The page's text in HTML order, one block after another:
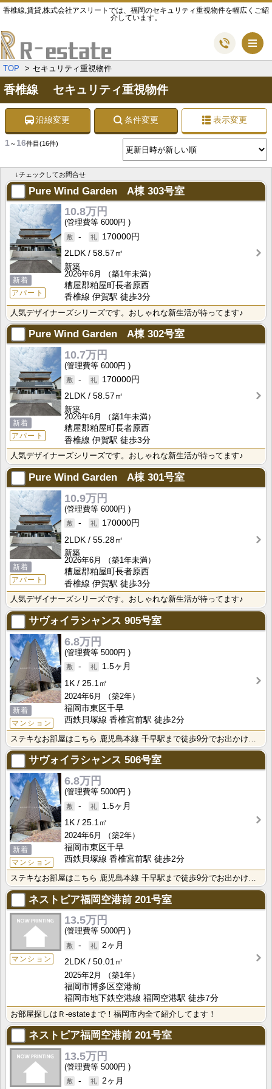
香椎線,賃貸,株式会社アスリートでは、福岡のセキュリティ重視物件を幅広くご紹
介しています。
TOP セキュリティ重視物件
香椎線 セキュリティ重視物件
沿線変更 条件変更 表示変更
1～ 16件目 (16件)
↓チェックしてお問合せ
Pure Wind Garden A棟 303号室
新着
アパート
10.8万円
6000円
-
170000円
2LDK
58.57㎡
新築
2026年6月
（築1年未満）
糟屋郡粕屋町長者原西
香椎線 伊賀駅 徒歩3分
人気デザイナーズシリーズです。おしゃれな新生活が待ってます♪
Pure Wind Garden A棟302号室
新着
アパート
10.7万円
6000円
-
170000円
2LDK
58.57㎡
新築
2026年6月
（築1年未満）
糟屋郡粕屋町長者原西
香椎線 伊賀駅 徒歩3分
人気デザイナーズシリーズです。おしゃれな新生活が待ってます♪
Pure Wind Garden A棟301号室
新着
アパート
10.9万円
6000円
-
170000円
2LDK
55.28㎡
新築
2026年6月
（築1年未満）
糟屋郡粕屋町長者原西
香椎線 伊賀駅 徒歩3分
人気デザイナーズシリーズです。おしゃれな新生活が待ってます♪
サヴォイラシャンス 905号室
新着
マンション
6.8万円
5000円
-
1.5ヶ月
1K
25.1㎡
2024年6月
（築2年）
福岡市東区千早
西鉄貝塚線 香椎宮前駅 徒歩2分
サヴォイラシャンス 506号室
新着
マンション
6.8万円
5000円
-
1.5ヶ月
1K
25.1㎡
2024年6月
（築2年）
福岡市東区千早
西鉄貝塚線 香椎宮前駅 徒歩2分
ネストピア福岡空港前 201号室
マンション
13.5万円
5000円
-
2ヶ月
2LDK
50.01㎡
2025年2月
（築1年）
福岡市博多区空港前
福岡市地下鉄空港線 福岡空港駅 徒歩7分
お部屋探しはＲ-estateまで！福岡市内全て紹介してます！
ネストピア福岡空港前 201号室
13.5万円
5000円
-
2ヶ月